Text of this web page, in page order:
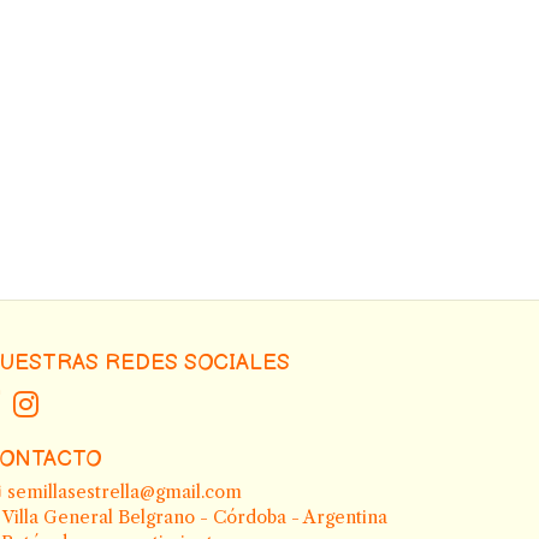
REDES SOCIALES
semillasestrella@gmail.com
Villa General Belgrano - Córdoba - Argentina